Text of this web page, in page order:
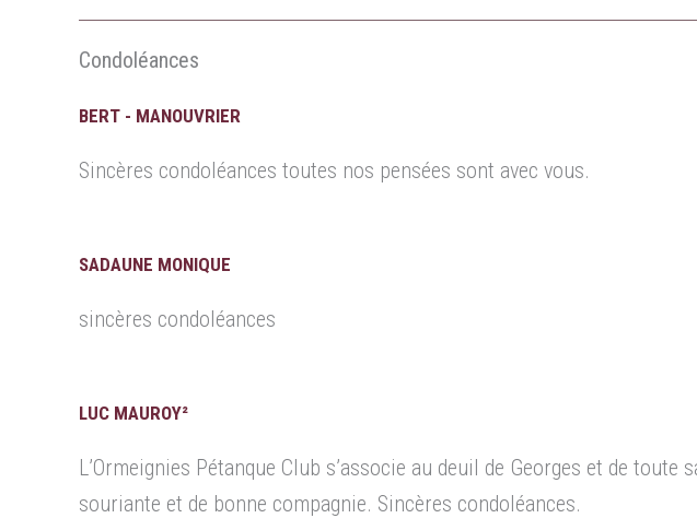
Condoléances
BERT - MANOUVRIER
Sincères condoléances toutes nos pensées sont avec vous.
SADAUNE MONIQUE
sincères condoléances
LUC MAUROY²
L’Ormeignies Pétanque Club s’associe au deuil de Georges et de
souriante et de bonne compagnie. Sincères condoléances.